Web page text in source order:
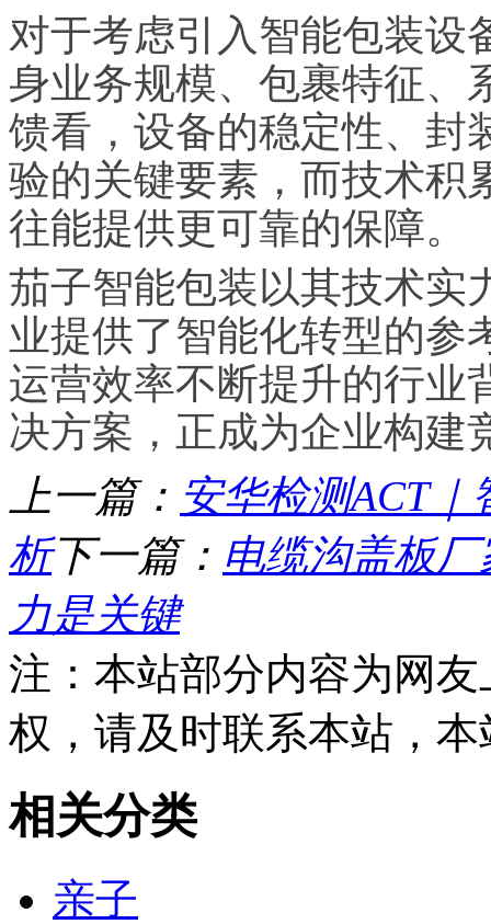
对于考虑引入智能包装设
身业务规模、包裹特征、
馈看，设备的稳定性、封
验的关键要素，而技术积
往能提供更可靠的保障。
茄子智能包装以其技术实
业提供了智能化转型的参
运营效率不断提升的行业
决方案，正成为企业构建
上一篇： 安华检测ACT
析下一篇： 电缆沟盖板
力是关键
注：本站部分内容为网
权，请及时联系本站，
相关分类
亲子